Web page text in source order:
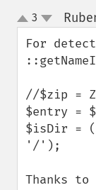
up
down
3
For
//$zip =
$entry =
$isDir =
'/');